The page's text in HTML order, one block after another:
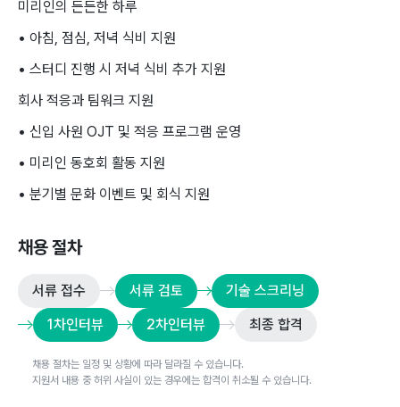
미리인의 든든한 하루
• 아침, 점심, 저녁 식비 지원
• 스터디 진행 시 저녁 식비 추가 지원
회사 적응과 팀워크 지원
• 신입 사원 OJT 및 적응 프로그램 운영
• 미리인 동호회 활동 지원
• 분기별 문화 이벤트 및 회식 지원
채용 절차
서류 접수 서류 검토
기술 스크리닝
1차인터뷰
2차인터뷰 최종 합격
채용 절차는 일정 및 상황에 따라 달라질 수 있습니다.
지원서 내용 중 허위 사실이 있는 경우에는 합격이 취소될 수 있습니다.